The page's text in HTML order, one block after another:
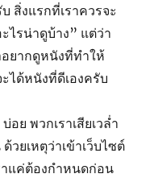
สิ่งแรกที่เราควรจะ
ไรน่าดูบ้าง” แต่ว่า
ยากดูหนังที่ทำให้
ได้หนังที่ดีเองครับ
ย พวกเราเสียเวล่ำ
วยเหตุว่าเข้าเว็บไซต์
แค่ต้องกำหนดก่อน